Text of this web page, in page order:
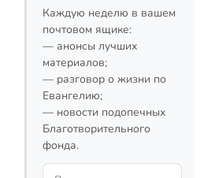
Каждую неделю в вашем
почтовом ящике:
— анонсы лучших
материалов;
— разговор о жизни по
Евангелию;
— новости подопечных
Благотворительного
фонда.